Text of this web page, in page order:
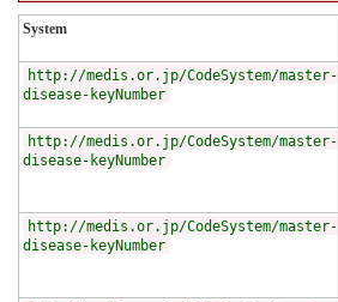
System
http://medis.or.jp/CodeSystem/master-
disease-keyNumber
http://medis.or.jp/CodeSystem/master-
disease-keyNumber
http://medis.or.jp/CodeSystem/master-
disease-keyNumber